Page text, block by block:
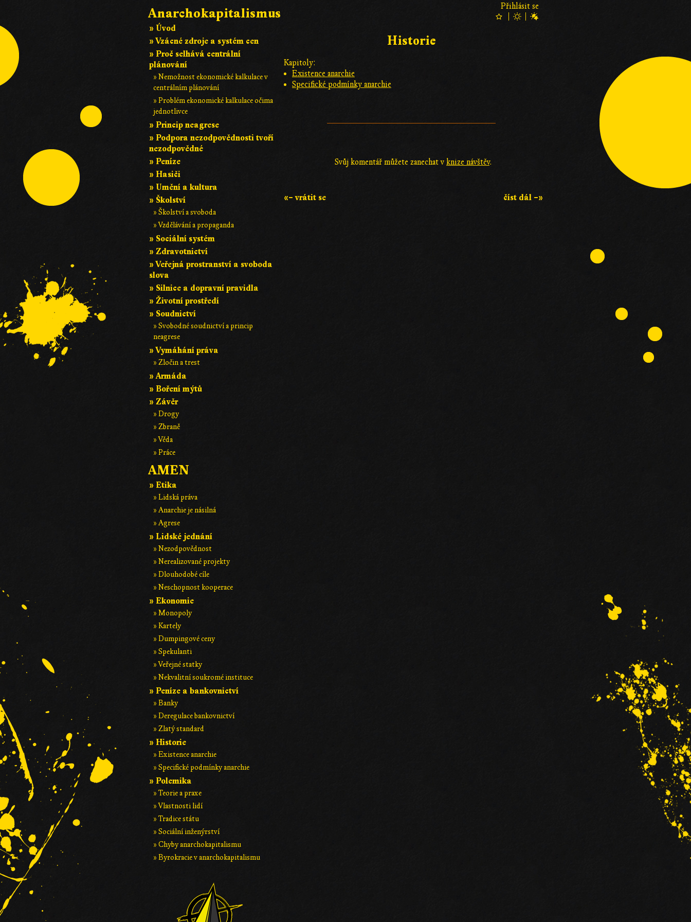
Přihlásit se
Historie
Kapitoly:
Existence anarchie
Specifické podmínky anarchie
Svůj komentář můžete zanechat v knize návštěv.
«– vrátit se číst dál –»
Anarchokapitalismus
» Úvod
» Vzácné zdroje a systém cen
» Proč selhává centrální
plánování
» Nemožnost ekonomické kalkulace v
centrálním plánování
» Problém ekonomické kalkulace očima
jednotlivce
» Princip neagrese
» Podpora nezodpovědnosti tvoří
nezodpovědné
» Peníze
» Hasiči
» Umění a kultura
» Školství
» Školství a svoboda
» Vzdělávání a propaganda
» Sociální systém
» Zdravotnictví
» Veřejná prostranství a svoboda
slova
» Silnice a dopravní pravidla
» Životní prostředí
» Soudnictví
» Svobodné soudnictví a princip
neagrese
» Vymáhání práva
» Zločin a trest
» Armáda
» Boření mýtů
» Závěr
» Drogy
» Zbraně
» Věda
» Práce
AMEN
» Etika
» Lidská práva
» Anarchie je násilná
» Agrese
» Lidské jednání
» Nezodpovědnost
» Nerealizované projekty
» Dlouhodobé cíle
» Neschopnost kooperace
» Ekonomie
» Monopoly
» Kartely
» Dumpingové ceny
» Spekulanti
» Veřejné statky
» Nekvalitní soukromé instituce
» Peníze a bankovnictví
» Banky
» Deregulace bankovnictví
» Zlatý standard
» Historie
» Existence anarchie
» Specifické podmínky anarchie
» Polemika
» Teorie a praxe
» Vlastnosti lidí
» Tradice státu
» Sociální inženýrství
» Chyby anarchokapitalismu
» Byrokracie v anarchokapitalismu